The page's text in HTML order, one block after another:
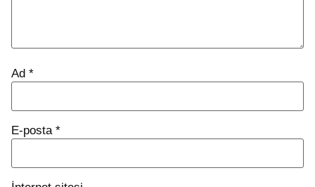
Ad *
E-posta *